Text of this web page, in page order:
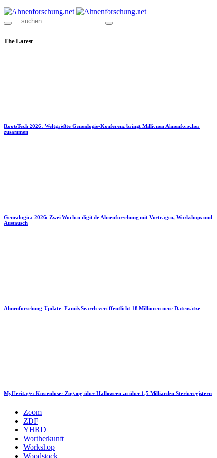
The Latest
RootsTech 2026: Weltgrößte Genealogie-Konferenz bringt Millionen Ahnenforscher
zusammen
Genealogica 2026: Zwei Wochen digitale Ahnenforschung mit Vorträgen, Workshops und
Austausch
Ahnenforschung-Update: FamilySearch veröffentlicht 18 Millionen neue Datensätze
MyHeritage: Kostenloser Zugang über Halloween zu über 1,5 Milliarden Sterberegistern
Zoom
ZDF
YHRD
Wortherkunft
Workshop
Woodstock